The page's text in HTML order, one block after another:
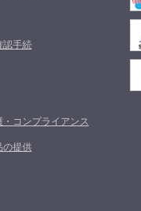
認手続
コンプライアンス
の提供